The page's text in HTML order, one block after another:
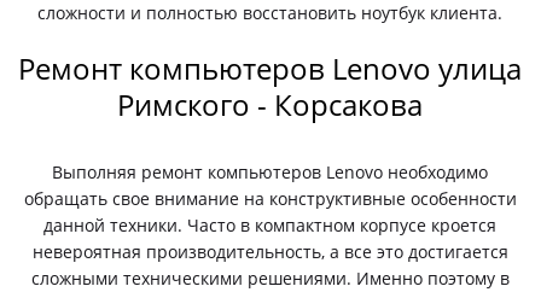
сложности и полностью восстановить ноутбук клиента.
Ремонт компьютеров Lenovo улица
Римского - Корсакова
Выполняя ремонт компьютеров Lenovo необходимо
обращать свое внимание на конструктивные особенности
данной техники. Часто в компактном корпусе кроется
невероятная производительность, а все это достигается
сложными техническими решениями. Именно поэтому в